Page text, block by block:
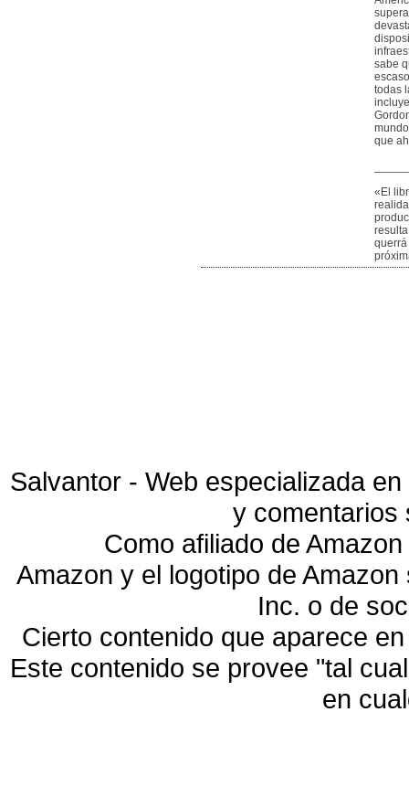
sabe
todas
que
«El
Salvantor - Web especializada
y
Como afiliado de
Amazon y el logotipo de
Inc. o de
Cierto contenido que aparece
Este contenido se provee "tal
en